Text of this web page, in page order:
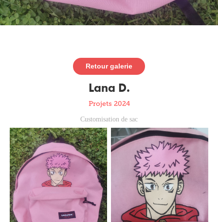
Retour galerie
Lana D.
Projets 2024
Customisation de sac